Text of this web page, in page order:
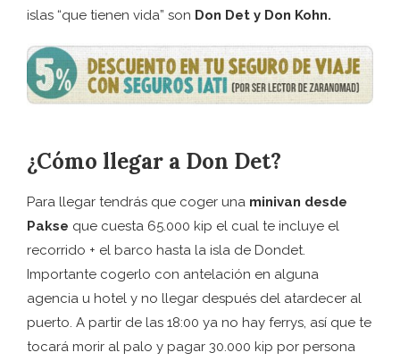
islas “que tienen vida” son Don Det y Don Kohn.
¿Cómo llegar a Don Det?
Para llegar tendrás que coger una minivan desde
Pakse que cuesta 65.000 kip el cual te incluye el
recorrido + el barco hasta la isla de Dondet.
Importante cogerlo con antelación en alguna
agencia u hotel y no llegar después del atardecer al
puerto. A partir de las 18:00 ya no hay ferrys, así que te
tocará morir al palo y pagar 30.000 kip por persona